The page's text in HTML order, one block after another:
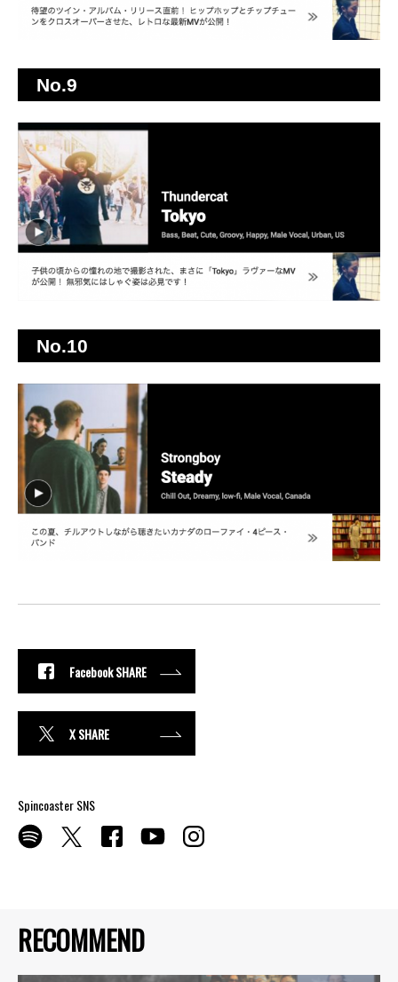
RECOMMEND
No.9
No.10
Facebook SHARE
X SHARE
Spincoaster SNS